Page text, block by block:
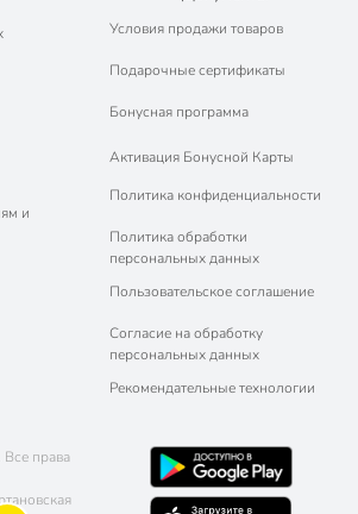
и
Условия продажи товаров
Подарочные сертификаты
Бонусная программа
Активация Бонусной Карты
Политика конфиденциальности
Политика обработки
персональных данных
Пользовательское соглашение
Согласие на обработку
персональных данных
Рекомендательные технологии
права